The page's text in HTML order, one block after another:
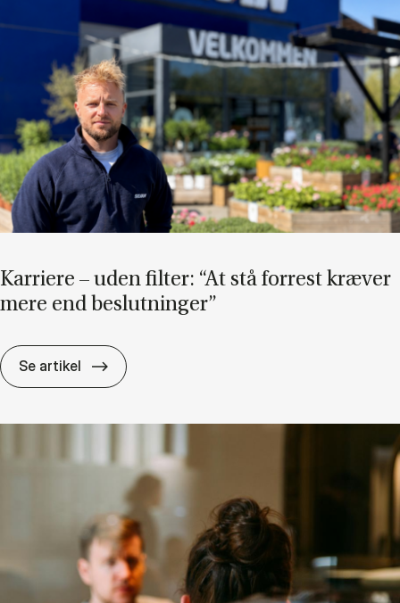
Kar­ri­e­re – uden fil­ter: “At stå for­re­st kræ­ver
mere end be­slut­nin­ger”
Se artikel Kar­ri­e­re – uden fil­ter: “At stå for­re­st kræ­ver